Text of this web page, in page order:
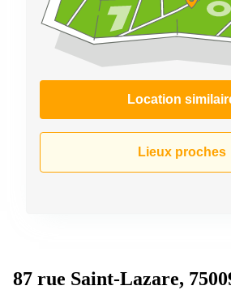
Location
Lieux proches
87 rue Saint-Lazare,